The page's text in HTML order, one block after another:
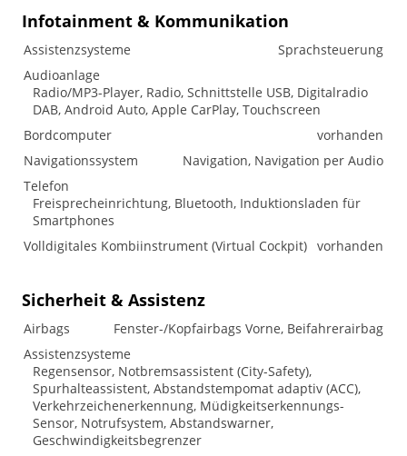
Infotainment & Kommunikation
Assistenzsysteme
Sprachsteuerung
Audioanlage
Radio/MP3-Player, Radio, Schnittstelle USB, Digitalradio
DAB, Android Auto, Apple CarPlay, Touchscreen
Bordcomputer
vorhanden
Navigationssystem
Navigation, Navigation per Audio
Telefon
Freisprecheinrichtung, Bluetooth, Induktionsladen für
Smartphones
Volldigitales Kombiinstrument (Virtual Cockpit) vorhanden
Sicherheit & Assistenz
Airbags
Fenster-/Kopfairbags Vorne, Beifahrerairbag
Assistenzsysteme
Regensensor, Notbremsassistent (City-Safety),
Spurhalteassistent, Abstandstempomat adaptiv (ACC),
Verkehrzeichenerkennung, Müdigkeitserkennungs-
Sensor, Notrufsystem, Abstandswarner,
Geschwindigkeitsbegrenzer